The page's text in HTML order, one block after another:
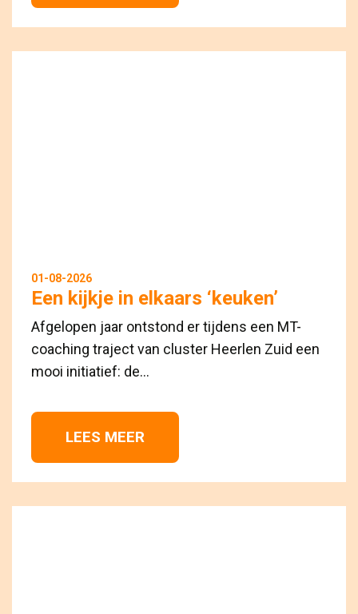
01-08-2026
Een kijkje in elkaars ‘keuken’
Afgelopen jaar ontstond er tijdens een MT-
coaching traject van cluster Heerlen Zuid een
mooi initiatief: de...
LEES MEER